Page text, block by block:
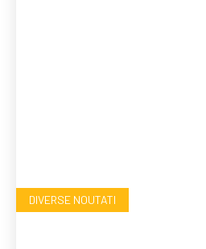
DIVERSE NOUTATI